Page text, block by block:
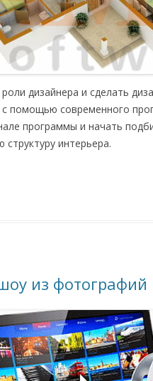
дизайнера и сделать
помощью современного
программы и начать
интерьера.
из